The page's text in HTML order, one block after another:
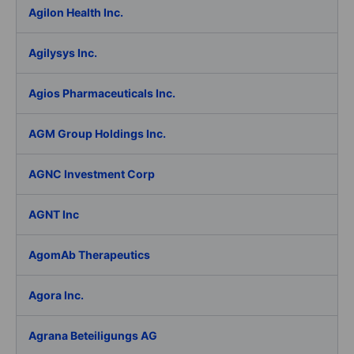
Agilon Health Inc.
Agilysys Inc.
Agios Pharmaceuticals Inc.
AGM Group Holdings Inc.
AGNC Investment Corp
AGNT Inc
AgomAb Therapeutics
Agora Inc.
Agrana Beteiligungs AG